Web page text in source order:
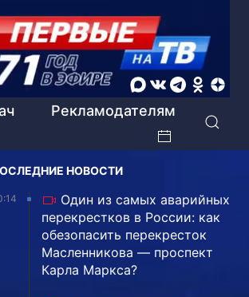
Рекламодателям
НОВОСТИ
Один из самых аварийных
перекрестков в России: как
обезопасить перекресток
Масленникова — проспект
Карла Маркса?